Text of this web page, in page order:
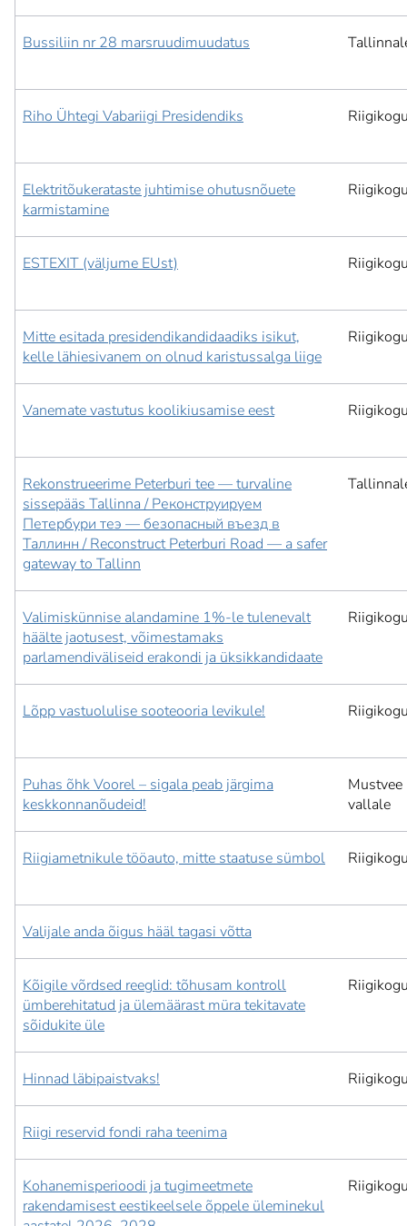
Bussiliin nr 28 marsruudimuudatus
Riho Ühtegi Vabariigi Presidendiks
Elektritõukerataste juhtimise ohutusnõuete
karmistamine
ESTEXIT (väljume EUst)
Mitte esitada presidendikandidaadiks isikut,
kelle lähiesivanem on olnud karistussalga liige
Vanemate vastutus koolikiusamise eest
Rekonstrueerime Peterburi tee — turvaline
sissepääs Tallinna / Реконструируем
Петербури теэ — безопасный въезд в
Таллинн / Reconstruct Peterburi Road — a safer
gateway to Tallinn
Valimiskünnise alandamine 1%-le tulenevalt
häälte jaotusest, võimestamaks
parlamendiväliseid erakondi ja üksikkandidaate
Lõpp vastuolulise sooteooria levikule!
Puhas õhk Voorel – sigala peab järgima
keskkonnanõudeid!
Mustvee
vallale
Riigiametnikule tööauto, mitte staatuse sümbol
Valijale anda õigus hääl tagasi võtta
Kõigile võrdsed reeglid: tõhusam kontroll
ümberehitatud ja ülemäärast müra tekitavate
sõidukite üle
Hinnad läbipaistvaks!
Riigi reservid fondi raha teenima
Kohanemisperioodi ja tugimeetmete
rakendamisest eestikeelsele õppele üleminekul